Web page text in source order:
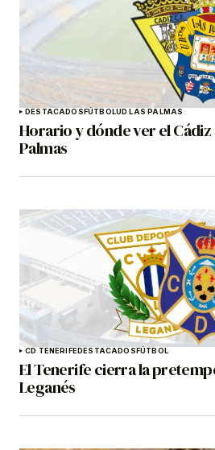
DESTACADOSFÚTBOLUD LAS PALMAS
Horario y dónde ver el Cádiz
Palmas
CD TENERIFEDESTACADOSFÚTBOL
El Tenerife cierra la
Leganés